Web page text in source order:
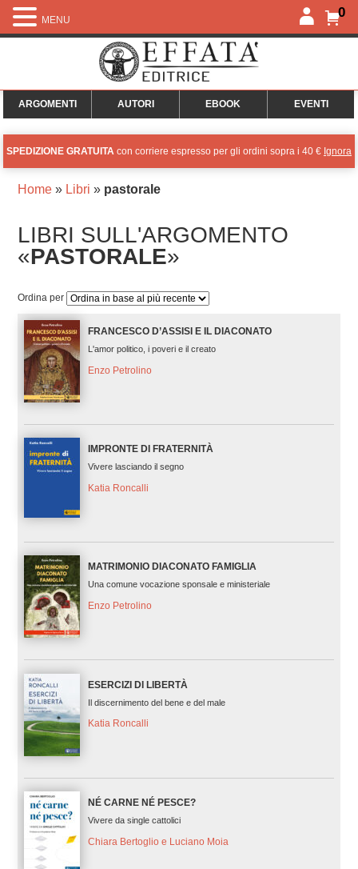
0
ARGOMENTI AUTORI EBOOK EVENTI
SPEDIZIONE GRATUITA con corriere espresso per gli ordini sopra i 40 € Ignora
Home» Libri » pastorale
LIBRI SULL'ARGOMENTO
«PASTORALE»
Ordina per
FRANCESCO D’ASSISI E IL DIACONATO
L'amor politico, i poveri e il creato
Enzo Petrolino
IMPRONTE DI FRATERNITÀ
Vivere lasciando il segno
Katia Roncalli
MATRIMONIO DIACONATO FAMIGLIA
Una comune vocazione sponsale e ministeriale
Enzo Petrolino
ESERCIZI DI LIBERTÀ
Il discernimento del bene e del male
Katia Roncalli
NÉ CARNE NÉ PESCE?
Vivere da single cattolici
Chiara Bertoglio e Luciano Moia
MENU